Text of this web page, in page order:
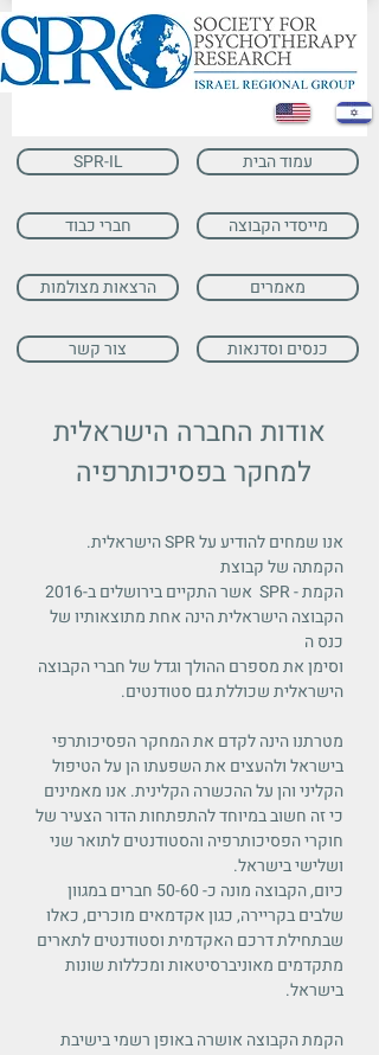
צור קשר כנסים וסדנאות
מאמרים הרצאות מצולמות
חברי כבוד מייסדי הקבוצה
SPR-IL עמוד הבית
אודות החברה הישראלית
למחקר בפסיכותרפיה
.הישראלית SPR אנו שמחים להודיע על
הקמתה של קבוצת
אשר התקיים בירושלים ב-2016 SPR - הקמת
הקבוצה הישראלית הינה אחת מתוצאותיו של
כנס ה
וסימן את מספרם ההולך וגדל של חברי הקבוצה
הישראלית שכוללת גם סטודנטים.
מטרתנו הינה לקדם את המחקר הפסיכותרפי
בישראל ולהעצים את השפעתו הן על הטיפול
הקליני והן על ההכשרה הקלינית. אנו מאמינים
כי זה חשוב במיוחד להתפתחות הדור הצעיר של
חוקרי הפסיכותרפיה והסטודנטים לתואר שני
ושלישי בישראל.
כיום, הקבוצה מונה כ- 50-60 חברים במגוון
שלבים בקריירה, כגון אקדמאים מוכרים, כאלו
שבתחילת דרכם האקדמית וסטודנטים לתארים
מתקדמים מאוניברסיטאות ומכללות שונות
בישראל.
הקמת הקבוצה אושרה באופן רשמי בישיבת